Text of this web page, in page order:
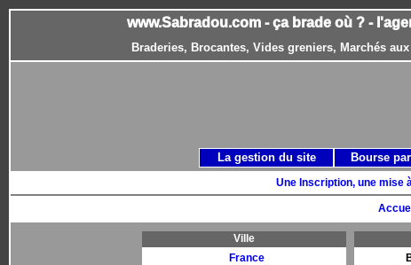
www.Sabradou.com - ça brade où ? -
Braderies, Brocantes, Vides greniers, Marchés
Une Inscription, une mise
Ville
France
La gestion du site Bourse